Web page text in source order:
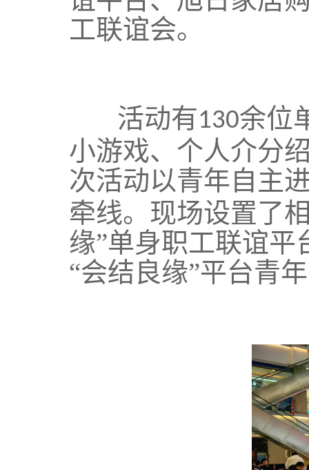
工联谊会。
活动有130余位
小游戏、个人介分
次活动以青年自主
牵线。现场设置了
缘”单身职工联谊
“会结良缘”平台青